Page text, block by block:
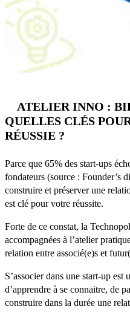
ATELIER INNO :
QUELLES CLÉS
RÉUSSIE ?
Parce que 65% des start-ups
fondateurs (source : Founder’s
construire et préserver une
est clé pour votre réussite.
Forte de ce constat, la
accompagnées à l’atelier
relation entre associé(e)s et
S’associer dans une start-up
d’apprendre à se connaitre, de
construire dans la durée une